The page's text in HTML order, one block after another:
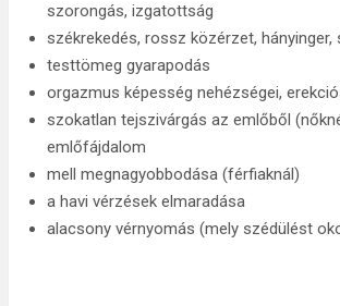
szorongás, izgatottság
székrekedés, rossz közérzet, hányinger,
testtömeg gyarapodás
orgazmus képesség nehézségei,
szokatlan tejszivárgás az emlőből
emlőfájdalom
mell megnagyobbodása (férfiaknál)
a havi vérzések elmaradása
alacsony vérnyomás (mely szédülést